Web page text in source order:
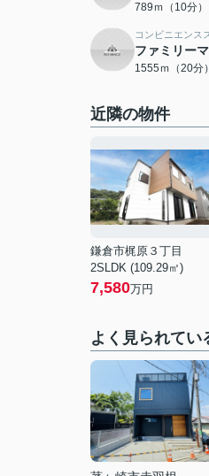
789ｍ（10分）
コンビニエンス
ファミリー
1555ｍ（20分）
近隣の物件
鎌倉市梶原３丁目
2SLDK (109.29㎡)
7,580万円
よく見られてい